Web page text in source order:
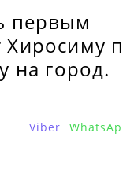
первым
на город.
Viber